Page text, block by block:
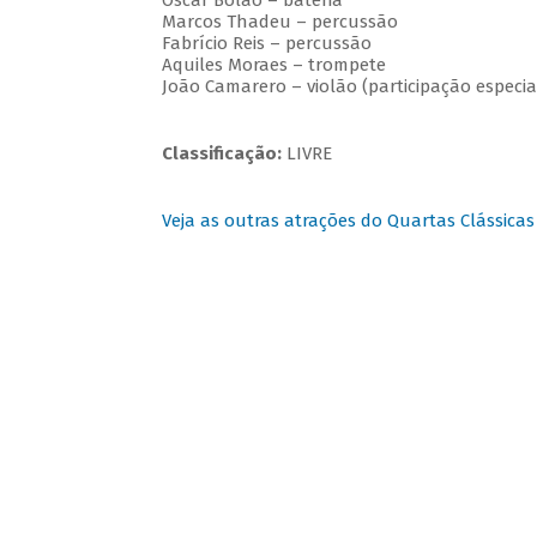
Marcos Thadeu – percussão
Fabrício Reis – percussão
Aquiles Moraes – trompete
João Camarero – violão (participação
Classificação:LIVRE
Veja as outras atrações do Quartas Clássicas